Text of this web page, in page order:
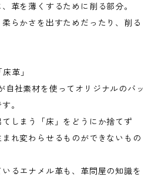
革を薄くするために削る部分。
らかさを出すためだったり、削る
革」
社素材を使ってオリジナルのバッ
。
しまう「床」をどうにか捨てず
れ変わらせるものができないもの
るエナメル革も、革問屋の知識を